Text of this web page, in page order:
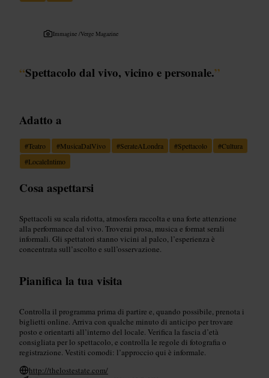
Immagine /Verge Magazine
“Spettacolo dal vivo, vicino e personale.”
Adatto a
#Teatro #MusicaDalVivo #SerateALondra #Spettacolo #Cultura
#LocaleIntimo
Cosa aspettarsi
Spettacoli su scala ridotta, atmosfera raccolta e una forte attenzione
alla performance dal vivo. Troverai prosa, musica e format serali
informali. Gli spettatori stanno vicini al palco, l’esperienza è
concentrata sull’ascolto e sull’osservazione.
Pianifica la tua visita
Controlla il programma prima di partire e, quando possibile, prenota i
biglietti online. Arriva con qualche minuto di anticipo per trovare
posto e orientarti all’interno del locale. Verifica la fascia d’età
consigliata per lo spettacolo, e controlla le regole di fotografia o
registrazione. Vestiti comodi: l’approccio qui è informale.
http://thelostestate.com/